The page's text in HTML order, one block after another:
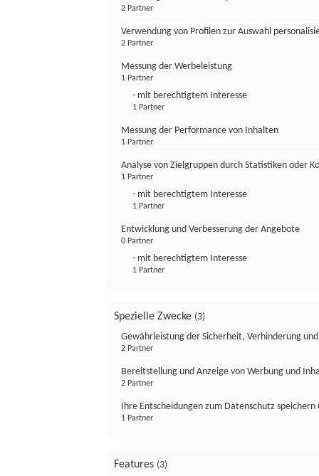
2 Partner
Verwendung von Profilen zur Auswahl
2 Partner
Messung der Werbeleistung
1 Partner
- mit berechtigtem Interesse
1 Partner
Messung der Performance von Inhalten
1 Partner
Analyse von Zielgruppen durch Statistiken oder
1 Partner
- mit berechtigtem Interesse
1 Partner
Entwicklung und Verbesserung der Angebote
0 Partner
- mit berechtigtem Interesse
1 Partner
Spezielle Zwecke (3)
Gewährleistung der Sicherheit, Verhinderung
2 Partner
Bereitstellung und Anzeige von Werbung und
2 Partner
Ihre Entscheidungen zum Datenschutz
1 Partner
Features (3)